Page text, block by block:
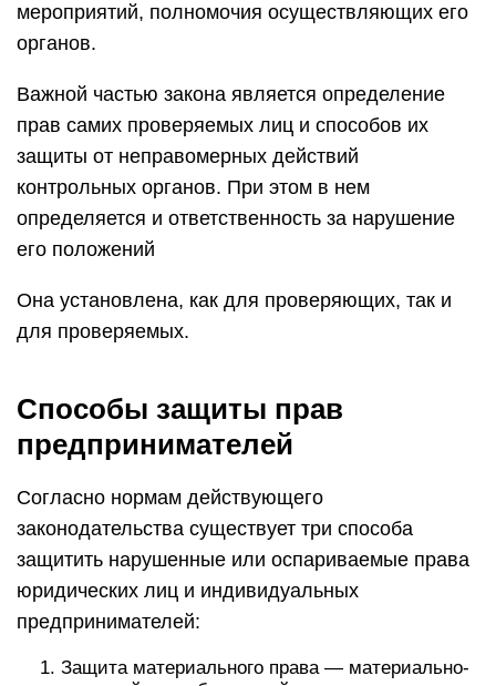
мероприятий, полномочия осуществляющих его
органов.
Важной частью закона является определение
прав самих проверяемых лиц и способов их
защиты от неправомерных действий
контрольных органов. При этом в нем
определяется и ответственность за нарушение
его положений
Она установлена, как для проверяющих, так и
для проверяемых.
Способы защиты прав
предпринимателей
Согласно нормам действующего
законодательства существует три способа
защитить нарушенные или оспариваемые права
юридических лиц и индивидуальных
предпринимателей:
Защита материального права — материально-